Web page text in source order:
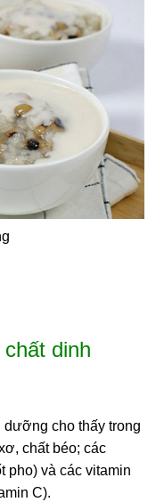
dinh
dưỡng cho thấy trong
chất béo; các
pho) và các vitamin
C).